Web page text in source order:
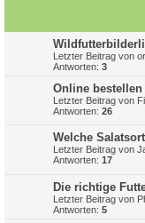
Letzter Beitrag von
Antworten: 3
Online
Letzter Beitrag von
Antworten: 26
Welche
Letzter Beitrag von
Antworten: 17
Die richtige
Letzter Beitrag von
Antworten: 5